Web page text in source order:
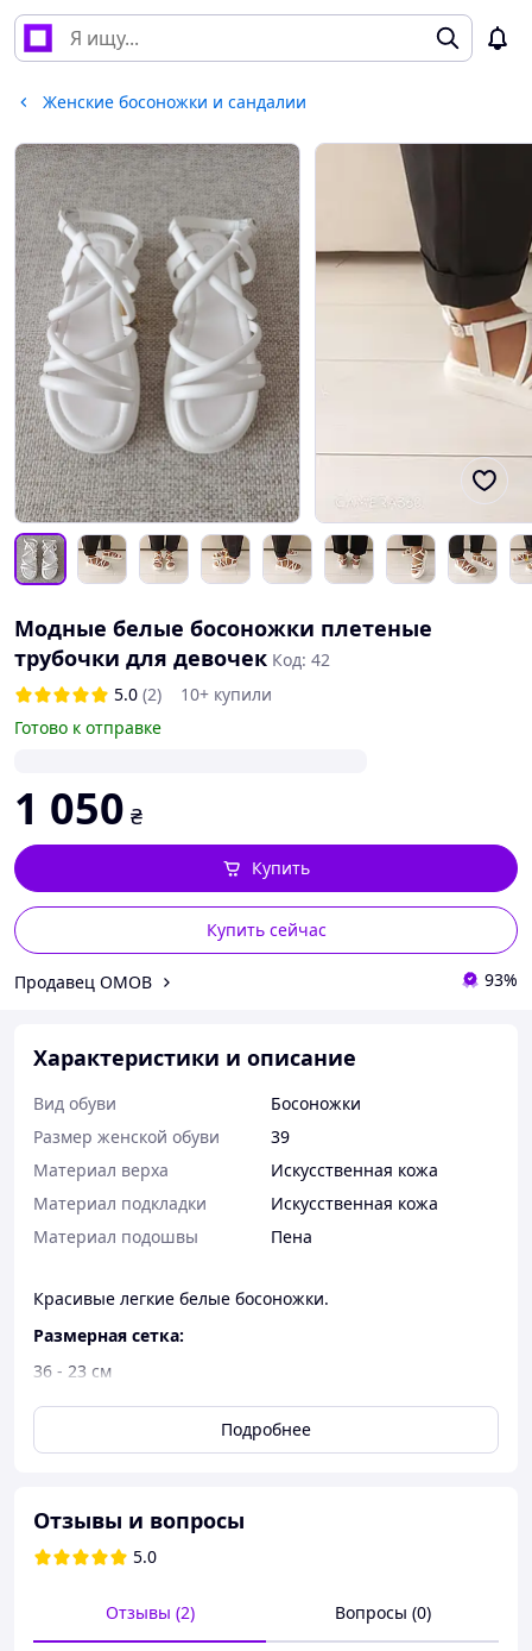
Женские босоножки и сандалии
Модные белые босоножки плетеные
трубочки для девочек Код: 42
5.0 (2)
10+ купили
Готово к отправке
1 050 ₴
Купить сейчас
Купить
Продавец ОМОВ 93%
Характеристики и описание
Вид обуви
Босоножки
Размер женской обуви
39
Материал верха
Искусственная кожа
Материал подкладки
Искусственная кожа
Материал подошвы
Пена
Красивые легкие белые босоножки.
Размерная сетка:
36 - 23 см
38 - 24 см
39 - 24.5 см
Материал изделия – искусственная кожа
Материал подкладки – искусственная кожа.
Подробнее
Отзывы и вопросы
5.0
Отзывы (2) Вопросы (0)